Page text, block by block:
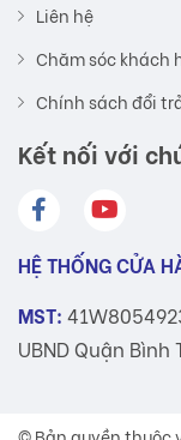
Liên hệ
Chăm sóc khách
Chính sách đổi
Kết nối với
HỆ THỐNG CỬA
MST:
UBND Quận